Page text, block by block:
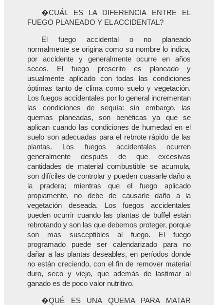
�CUÁL ES LA DIFERENCIA ENTRE EL
FUEGO PLANEADO Y EL ACCIDENTAL?
El fuego accidental o no planeado
normalmente se origina como su nombre lo indica,
por accidente y generalmente ocurre en años
secos. El fuego prescrito es planeado y
usualmente aplicado con todas las condiciones
óptimas tanto de clima como suelo y vegetación.
Los fuegos accidentales por lo general incrementan
las condiciones de sequía: sin embargo, las
quemas planeadas, son benéficas ya que se
aplican cuando las condiciones de humedad en el
suelo son adecuadas para el rebrote rápido de las
plantas. Los fuegos accidentales ocurren
generalmente después de que excesivas
cantidades de material combustible se acumula,
son difíciles de controlar y pueden cuasarle daño a
la pradera; mientras que el fuego aplicado
propiamente, no debe de causarle daño a la
vegetación deseada. Los fuegos accidentales
pueden ocurrir cuando las plantas de buffel están
rebrotando y son las que debemos proteger, porque
son mas susceptibles al fuego. El fuego
programado puede ser calendarizado para no
dañar a las plantas deseables, en períodos donde
no están creciendo, con el fin de remover material
duro, seco y viejo, que además de lastimar al
ganado es de poco valor nutritivo.
�QUÉ ES UNA QUEMA PARA MATAR